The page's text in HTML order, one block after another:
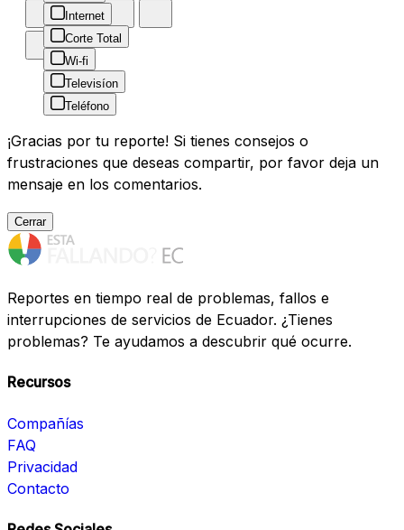
Internet
Corte Total
Wi-fi
Televisíon
Teléfono
¡Gracias por tu reporte! Si tienes consejos o
frustraciones que deseas compartir, por favor deja un
mensaje en los comentarios.
Cerrar
Reportes en tiempo real de problemas, fallos e
interrupciones de servicios de Ecuador. ¿Tienes
problemas? Te ayudamos a descubrir qué ocurre.
Recursos
Compañías
FAQ
Privacidad
Contacto